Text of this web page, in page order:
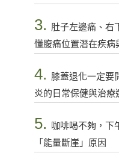
3. 肚子左邊痛、右
懂腹痛位置潛在疾病
4. 膝蓋退化一定要
炎的日常保健與治療
5.
咖啡喝不夠，下
「能量斷崖」原因